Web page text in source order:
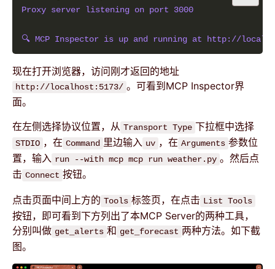
Proxy server listening on port 3000
🔍 MCP Inspector is up and running at http://
现在打开浏览器，访问刚才返回的地址
http://localhost:5173/ 。可看到MCP Inspector界
面。
在左侧选择协议位置，从 Transport Type 下拉框中选择
STDIO ，在 Command 里边输入 uv ，在 Arguments 参数位
置，输入 run --with mcp mcp run weather.py 。然后点
击 Connect 按钮。
点击页面中间上方的 Tools 标签页，在点击 List Tools
按钮，即可看到下方列出了本MCP Server的两种工具，
分别叫做 get_alerts 和 get_forecast 两种方法。如下截
图。